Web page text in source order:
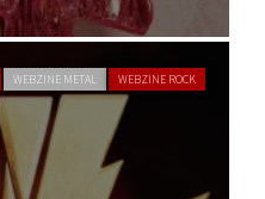
WEBZINE METAL WEBZINE ROCK